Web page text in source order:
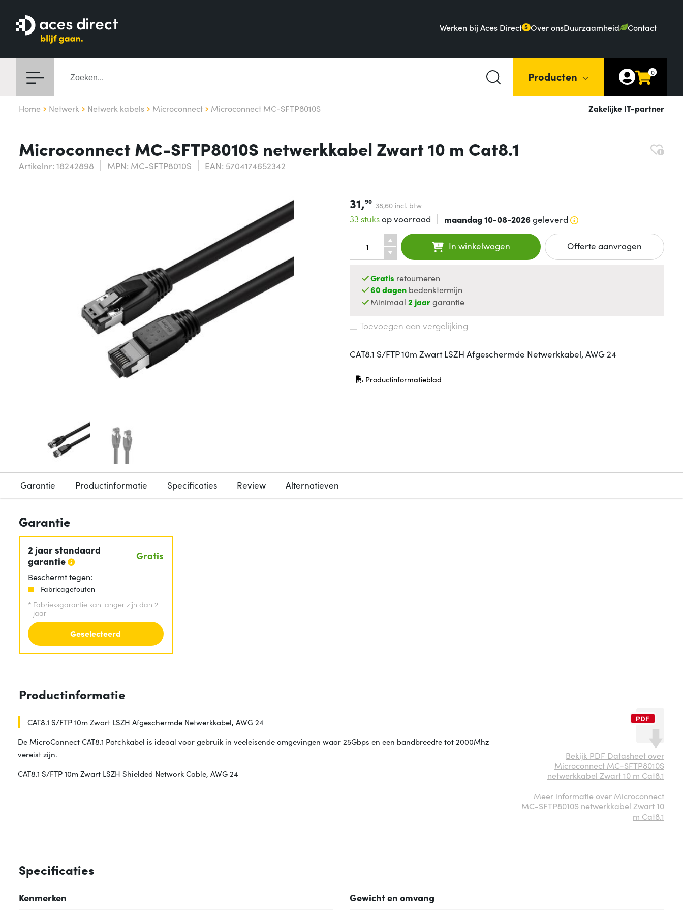
Werken bij Aces Direct 5 Over onsDuurzaamheid Contact
Producten 0
Home Netwerk Netwerk kabels Microconnect Microconnect MC-SFTP8010S Zakelijke IT-partner
Microconnect MC-SFTP8010S netwerkkabel Zwart 10 m Cat8.1
Artikelnr: 18242898 MPN: MC-SFTP8010S EAN: 5704174652342
31,90 38,60 incl. btw
33 stuksop voorraad maandag 10-08-2026geleverd
In winkelwagen Offerte aanvragen
Gratis retourneren
60 dagen bedenktermijn
Minimaal2 jaargarantie
Toevoegen aan vergelijking
CAT8.1 S/FTP 10m Zwart LSZH Afgeschermde Netwerkkabel, AWG 24
Productinformatieblad
(opent in nieuw venster)
Garantie Productinformatie Specificaties Review Alternatieven
Garantie
2 jaar standaard
garantie
Gratis
Beschermt tegen:
Fabricagefouten
* Fabrieksgarantie kan langer zijn dan 2
jaar
Geselecteerd
Productinformatie
CAT8.1 S/FTP 10m Zwart LSZH Afgeschermde Netwerkkabel, AWG 24
De MicroConnect CAT8.1 Patchkabel is ideaal voor gebruik in veeleisende omgevingen waar 25Gbps en een bandbreedte tot 2000Mhz
vereist zijn.
CAT8.1 S/FTP 10m Zwart LSZH Shielded Network Cable, AWG 24
Bekijk PDF Datasheet over
Microconnect MC-SFTP8010S
netwerkkabel Zwart 10 m Cat8.1
Meer informatie over Microconnect
MC-SFTP8010S netwerkkabel Zwart 10
m Cat8.1
Specificaties
Kenmerken Gewicht en omvang